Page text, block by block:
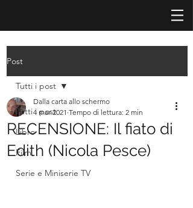
Post
Tutti i post
Libro
Film
Serie e Miniserie TV
Tutti i post
RECENSIONE: Il fiato di
Edith (Nicola Pesce)
Dalla carta allo schermo
4 mar 2021 Tempo di lettura: 2 min